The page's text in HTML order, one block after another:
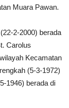
Muara Pawan.
2-2000) berada
Carolus
Kecamatan
(5-3-1972)
1946) berada di